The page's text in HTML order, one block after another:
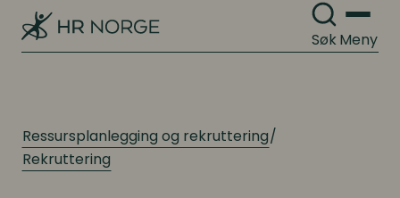
SøkMeny
Ressursplanlegging og rekruttering
Rekruttering